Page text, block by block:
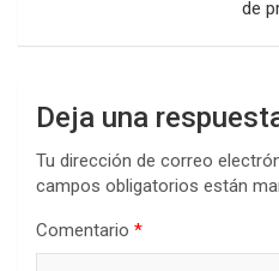
de
Deja una
Tu dirección de correo
campos obligatorios están
Comentario *